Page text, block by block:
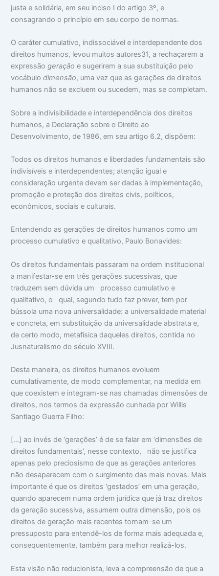
justa e solidária, em seu inciso I do artigo 3º, e
consagrando o princípio em seu corpo de normas.
O caráter cumulativo, indissociável e interdependente dos
direitos humanos, levou muitos autores31, a rechaçarem a
expressãogeração e sugerirem a sua substituição pelo
vocábulodimensão, uma vez que as gerações de direitos
humanos não se excluem ou sucedem, mas se completam.
Sobre a indivisibilidade e interdependência dos direitos
humanos, a Declaração sobre o Direito ao
Desenvolvimento, de 1986, em seu artigo 6.2, dispõem:
Todos os direitos humanos e liberdades fundamentais são
indivisíveis e interdependentes; atenção igual e
consideração urgente devem ser dadas à implementação,
promoção e proteção dos direitos civis, políticos,
econômicos, sociais e culturais.
Entendendo as gerações de direitos humanos como um
processo cumulativo e qualitativo, Paulo Bonavides:
Os direitos fundamentais passaram na ordem institucional
a manifestar-se em três gerações sucessivas, que
traduzem sem dúvida um processo cumulativo e
qualitativo, o qual, segundo tudo faz prever, tem por
bússola uma nova universalidade: a universalidade material
e concreta, em substituição da universalidade abstrata e,
de certo modo, metafísica daqueles direitos, contida no
Jusnaturalismo do século XVIII.
Desta maneira, os direitos humanos evoluem
cumulativamente, de modo complementar, na medida em
que coexistem e integram-se nas chamadas dimensões de
direitos, nos termos da expressão cunhada por Willis
Santiago Guerra Filho:
[…] ao invés de ‘gerações’ é de se falar em ‘dimensões de
direitos fundamentais’, nesse contexto, não se justifica
apenas pelo preciosismo de que as gerações anteriores
não desaparecem com o surgimento das mais novas. Mais
importante é que os direitos ‘gestados’ em uma geração,
quando aparecem numa ordem jurídica que já traz direitos
da geração sucessiva, assumem outra dimensão, pois os
direitos de geração mais recentes tornam-se um
pressuposto para entendê-los de forma mais adequada e,
consequentemente, também para melhor realizá-los.
Esta visão não reducionista, leva a compreensão de que a